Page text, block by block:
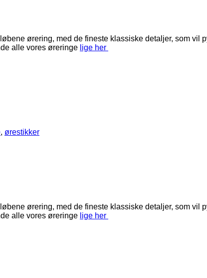
ørering, med de fineste klassiske detaljer, som vil
alle vores øreringe lige her
, ørestikker
ørering, med de fineste klassiske detaljer, som vil
alle vores øreringe lige her